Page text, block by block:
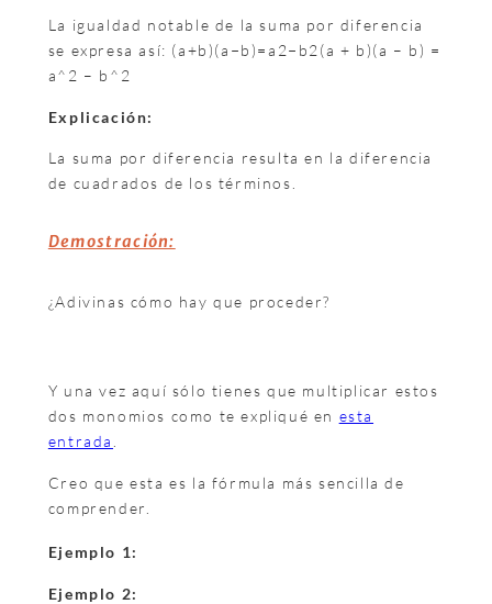
La igualdad notable de la suma por diferencia
se expresa así: (a+b)(a−b)=a2−b2(a + b)(a – b) =
a^2 – b^2
Explicación:
La suma por diferencia resulta en la diferencia
de cuadrados de los términos.
Demostración:
¿Adivinas cómo hay que proceder?
Y una vez aquí sólo tienes que multiplicar estos
dos monomios como te expliqué en esta
entrada.
Creo que esta es la fórmula más sencilla de
comprender.
Ejemplo 1:
Ejemplo 2: